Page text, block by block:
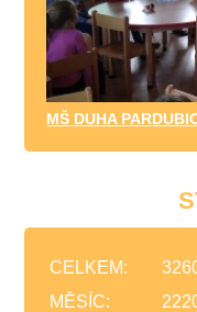
MŠ DUHA
CELKEM:
MĚSÍC: